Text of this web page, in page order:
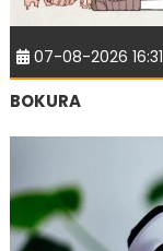
07-08-2026 16:31
BOKURA